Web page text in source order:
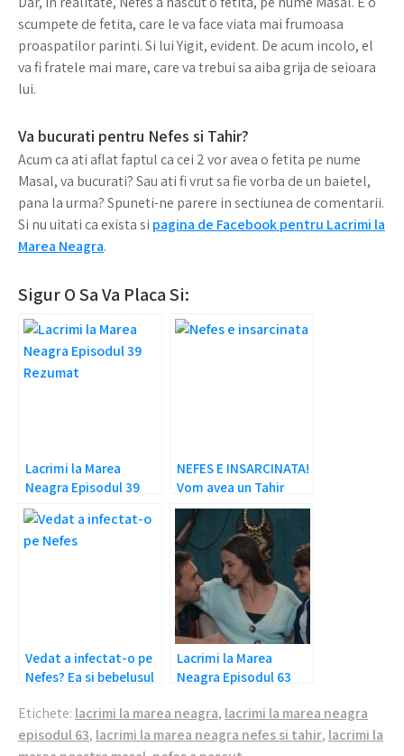
scumpete de fetita, care le va face viata mai frumoasa
proaspatilor parinti. Si lui Yigit, evident. De acum incolo, el
va fi fratele mai mare, care va trebui sa aiba grija de seioara
lui.
Va bucurati pentru Nefes si Tahir?
Acum ca ati aflat faptul ca cei 2 vor avea o fetita pe nume
Masal, va bucurati? Sau ati fi vrut sa fie vorba de un baietel,
pana la urma? Spuneti-ne parere in sectiunea de comentarii.
Si nu uitati ca exista si pagina de Facebook pentru Lacrimi la
Marea Neagra.
Sigur O Sa Va Placa Si:
Lacrimi la Marea
Neagra Episodul 39
Rezumat: Tahir e
arestat!
NEFES E INSARCINATA!
Vom avea un Tahir
Junior?
Vedat a infectat-o pe
Nefes? Ea si bebelusul
moarte!
Lacrimi la Marea
Neagra Episodul 63
Etichete: lacrimi la marea neagra, lacrimi la marea neagra
episodul 63, lacrimi la marea neagra nefes si tahir, lacrimi la